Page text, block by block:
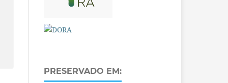
PRESERVADO EM: